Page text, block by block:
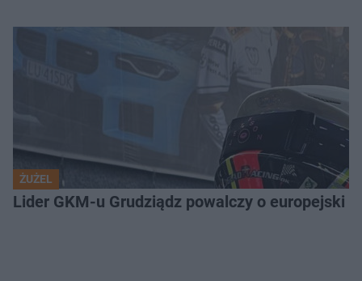
ŻUŻEL
Lider GKM-u Grudziądz powalczy o europejski